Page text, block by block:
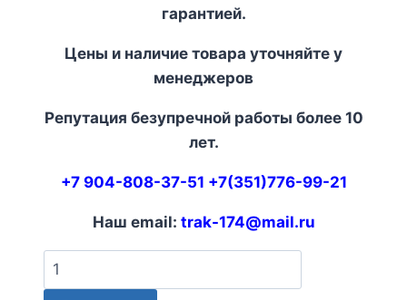
гарантией.
Цены и наличие товара уточняйте у
менеджеров
Репутация безупречной работы более 10
лет.
+7 904-808-37-51 +7(351)776-99-21
Наш email: trak-174@mail.ru
Количество
товара